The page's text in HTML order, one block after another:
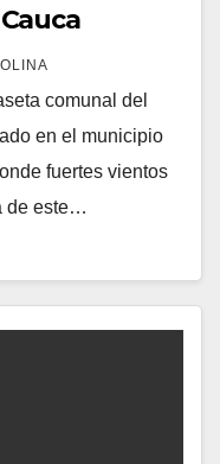
comunal del
en el municipio
fuertes vientos
de este…